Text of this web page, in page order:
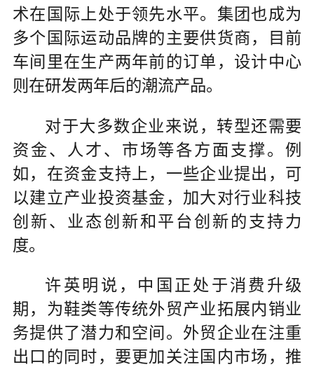
术在国际上处于领先水平。集团也成为
多个国际运动品牌的主要供货商，目前
车间里在生产两年前的订单，设计中心
则在研发两年后的潮流产品。
对于大多数企业来说，转型还需要
资金、人才、市场等各方面支撑。例
如，在资金支持上，一些企业提出，可
以建立产业投资基金，加大对行业科技
创新、业态创新和平台创新的支持力
度。
许英明说，中国正处于消费升级
期，为鞋类等传统外贸产业拓展内销业
务提供了潜力和空间。外贸企业在注重
出口的同时，要更加关注国内市场，推